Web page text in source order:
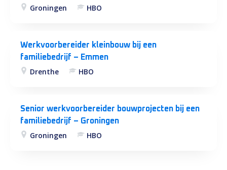
Groningen HBO
Werkvoorbereider kleinbouw bij een
familiebedrijf – Emmen
Drenthe HBO
Senior werkvoorbereider bouwprojecten bij een
familiebedrijf – Groningen
Groningen HBO